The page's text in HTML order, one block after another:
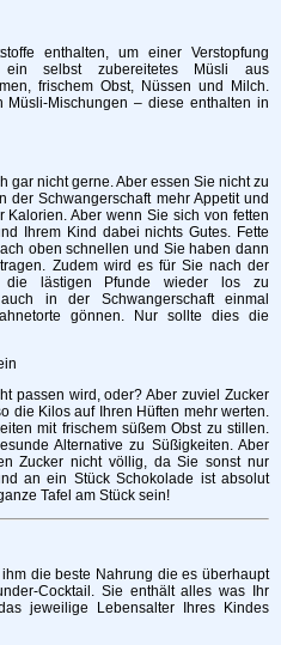
enthalten, um einer Verstopfung
selbst zubereitetes Müsli aus
frischem Obst, Nüssen und Milch.
Müsli-Mischungen – diese enthalten in
gar nicht gerne. Aber essen Sie nicht zu
der Schwangerschaft mehr Appetit und
Kalorien. Aber wenn Sie sich von fetten
Ihrem Kind dabei nichts Gutes. Fette
oben schnellen und Sie haben dann
Zudem wird es für Sie nach der
die lästigen Pfunde wieder los zu
in der Schwangerschaft einmal
gönnen. Nur sollte dies die
passen wird, oder? Aber zuviel Zucker
die Kilos auf Ihren Hüften mehr werten.
mit frischem süßem Obst zu stillen.
Alternative zu Süßigkeiten. Aber
Zucker nicht völlig, da Sie sonst nur
an ein Stück Schokolade ist absolut
Tafel am Stück sein!
die beste Nahrung die es überhaupt
Cocktail. Sie enthält alles was Ihr
jeweilige Lebensalter Ihres Kindes